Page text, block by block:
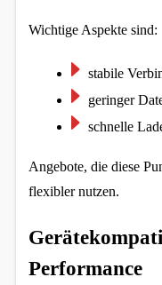
Wichtige Aspekte sind:
stabile
geringer
schnelle
Angebote, die diese
flexibler nutzen.
Performance